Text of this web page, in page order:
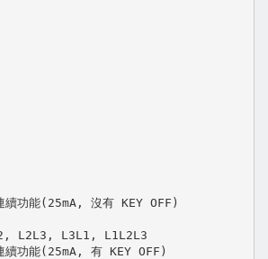
功能(25mA, 沒有 KEY OFF)
L2L3, L3L1, L1L2L3
功能(25mA, 有 KEY OFF)